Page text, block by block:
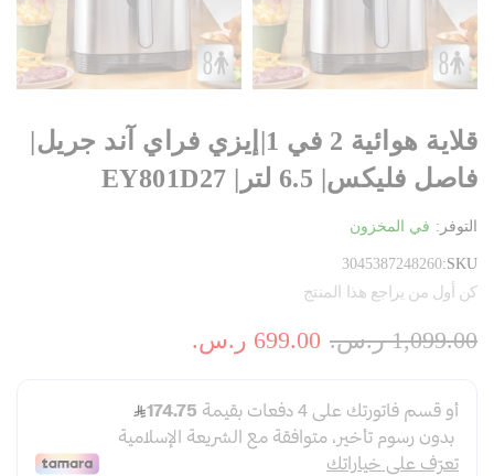
قلاية هوائية 2 في 1|إيزي فراي آند جريل|
فاصل فليكس| 6.5 لتر| EY801D27
التوفر: في المخزون
SKU
3045387248260
كن أول من يراجع هذا المنتج
699.00 ر.س.‏ 1,099.00 ر.س.‏